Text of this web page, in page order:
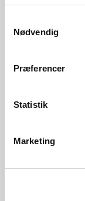
Nødvendig
Præferencer
Statistik
Marketing
Kontakt os